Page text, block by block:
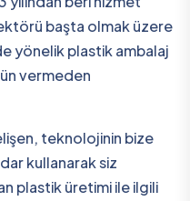
başta olmak üzere
yönelik plastik ambalaj
vermeden
teknolojinin bize
kullanarak siz
plastik üretimi ile ilgili